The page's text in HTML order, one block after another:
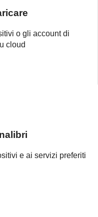
o gli account di
cloud
e ai servizi preferiti